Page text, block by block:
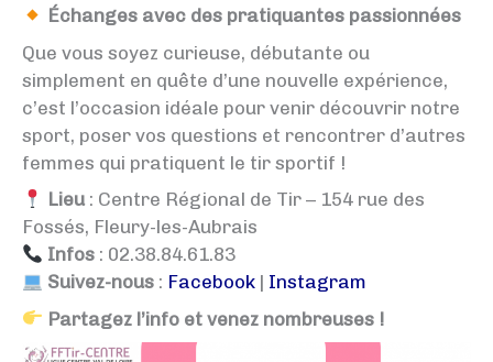
Échanges avec des pratiquantes passionnées
Que vous soyez curieuse, débutante ou
simplement en quête d’une nouvelle expérience,
c’est l’occasion idéale pour venir découvrir notre
sport, poser vos questions et rencontrer d’autres
femmes qui pratiquent le tir sportif !
Lieu: Centre Régional de Tir – 154 rue des
Fossés, Fleury-les-Aubrais
Infos : 02.38.84.61.83
Suivez-nous : Facebook | Instagram
Partagez l’info et venez nombreuses !